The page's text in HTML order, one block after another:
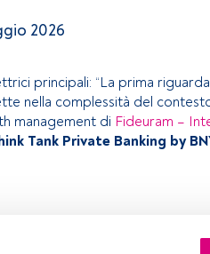
2026
principali: “La prima
nella complessità del
management di Fideuram –
Tank Private Banking by
ha da offrire.